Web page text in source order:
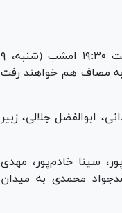
تیم‌های فوتبال استقلال تهران و خیبر خرم‌آباد در حالی از ساعت ۱۹:۳۰ امشب (شنبه، ۹
به مصاف هم خواهند رفت
ابوالفضل جلالی، زبیر
سینا خادم‌پور، مهدی
محمدی به میدان